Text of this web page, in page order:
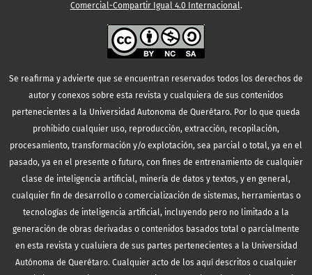
Comercial-Compartir Igual 4.0 Internacional.
Se reafirma y advierte que se encuentran reservados todos los derechos de
autor y conexos sobre esta revista y cualquiera de sus contenidos
pertenecientes a la Universidad Autonoma de Querétaro. Por lo que queda
prohibido cualquier uso, reproducción, extracción, recopilación,
procesamiento, transformación y/o explotación, sea parcial o total, ya en el
pasado, ya en el presente o futuro, con fines de entrenamiento de cualquier
clase de inteligencia artificial, minería de datos y textos, y en general,
cualquier fin de desarrollo o comercialización de sistemas, herramientas o
tecnologías de inteligencia artificial, incluyendo pero no limitado a la
generación de obras derivadas o contenidos basados total o parcialmente
en esta revista y cualuiera de sus partes pertenecientes a la Universidad
Autónoma de Querétaro. Cualquier acto de los aquí descritos o cualquier